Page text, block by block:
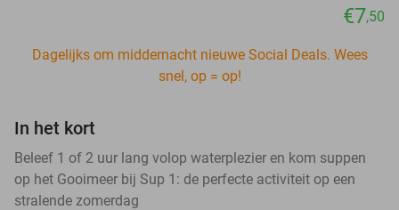
€7,50
Dagelijks om middernacht nieuwe Social Deals. Wees
snel, op = op!
In het kort
Beleef 1 of 2 uur lang volop waterplezier en kom suppen
op het Gooimeer bij Sup 1: de perfecte activiteit op een
stralende zomerdag